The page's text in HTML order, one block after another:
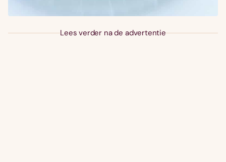
Lees verder na de advertentie